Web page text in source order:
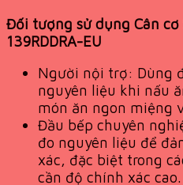
Đối tượng sử dụng Cân
139RDDRA-EU
Người nội trợ: Dùng
nguyên liệu khi nấu
món ăn ngon miệng
Đầu bếp chuyên
đo nguyên liệu để
xác, đặc biệt trong
cần độ chính xác cao.